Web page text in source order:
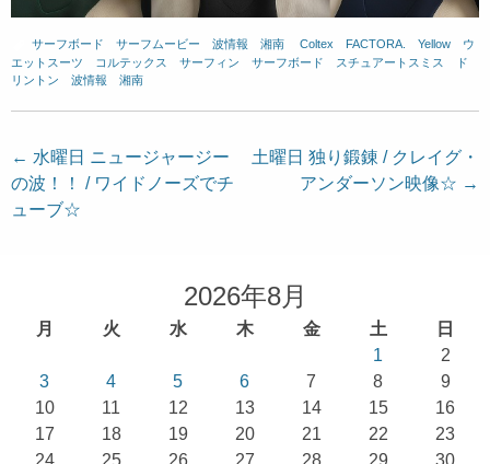
サーフボード サーフムービー 波情報 湘南 Coltex FACTORA. Yellow
ウ
エットスーツ
コルテックス サーフィン サーフボード スチュアートスミス
ド
リントン
波情報 湘南
投
稿
ナ
← 水曜日 ニュージャージー
の波！！ / ワイドノーズでチ
ューブ☆
土曜日 独り鍛錬 / クレイグ・
アンダーソン映像☆ →
2026年8月
月 火 水 木 金 土
日
1
2
3
4 5 6 7 8
9
10
11 12 13 14 15
16
17
18 19 20 21 22
23